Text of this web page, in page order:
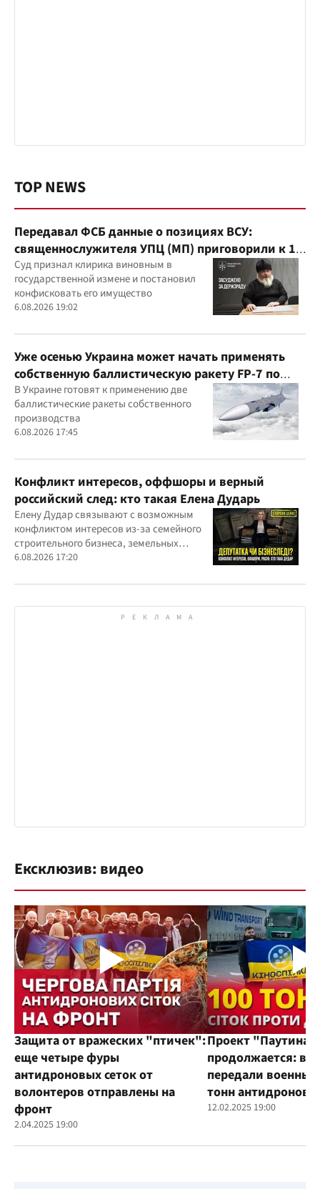
TOP NEWS
Передавал ФСБ данные о позициях ВСУ:
священнослужителя УПЦ (МП) приговорили к 15
годам
Суд признал клирика виновным в
государственной измене и постановил
конфисковать его имущество
6.08.2026 19:02
Уже осенью Украина может начать применять
собственную баллистическую ракету FP-7 по
вражеским целям
В Украине готовят к применению две
баллистические ракеты собственного
производства
6.08.2026 17:45
Конфликт интересов, оффшоры и верный
российский след: кто такая Елена Дударь
Елену Дудар связывают с возможным
конфликтом интересов из-за семейного
строительного бизнеса, земельных
скандалов, судебных дел
6.08.2026 17:20
Ексклюзив: видео
Защита от вражеских "птичек":
еще четыре фуры
антидроновых сеток от
волонтеров отправлены на
фронт
2.04.2025 19:00
Проект "Паутина"
продолжается:
передали
тонн
12.02.2025 19:00